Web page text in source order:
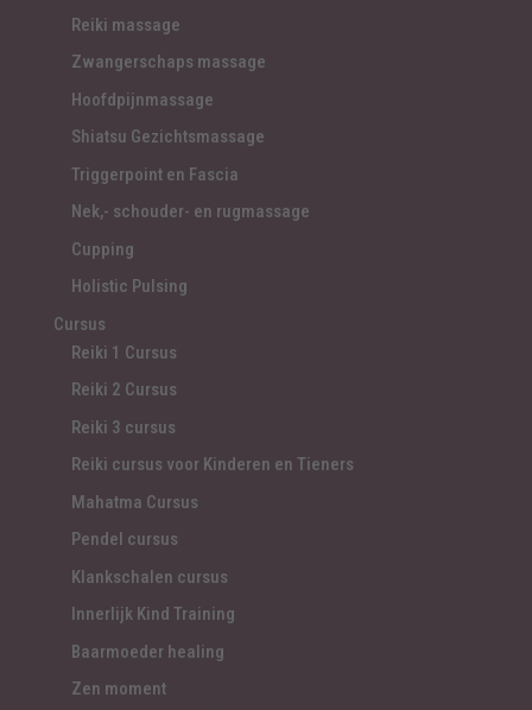
Reiki massage
Zwangerschaps massage
Hoofdpijnmassage
Shiatsu Gezichtsmassage
Triggerpoint en Fascia
Nek,- schouder- en rugmassage
Cupping
Holistic Pulsing
Cursus
Reiki 1 Cursus
Reiki 2 Cursus
Reiki 3 cursus
Reiki cursus voor Kinderen en Tieners
Mahatma Cursus
Pendel cursus
Klankschalen cursus
Innerlijk Kind Training
Baarmoeder healing
Zen moment